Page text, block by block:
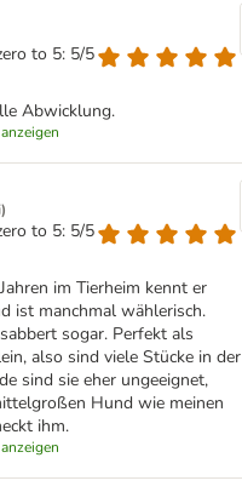
to 5: 5/5
Abwicklung.
to 5: 5/5
im Tierheim kennt er
ist manchmal wählerisch.
sogar. Perfekt als
also sind viele Stücke in der
sind sie eher ungeeignet,
Hund wie meinen
ihm.